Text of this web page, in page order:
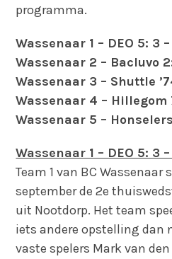
programma.
Wassenaar 1 – DEO 5: 3
Wassenaar 2 – Bacluvo
Wassenaar 3 – Shuttle
Wassenaar 4 – Hillegom
Wassenaar 5 –
Wassenaar 1 – DEO 5: 3
Team 1 van BC Wassenaar
september de 2e
uit Nootdorp. Het team
iets andere opstelling dan
vaste spelers Mark van